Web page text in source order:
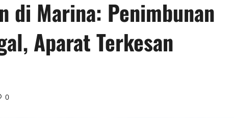
di Marina: Penimbunan
Aparat Terkesan
0